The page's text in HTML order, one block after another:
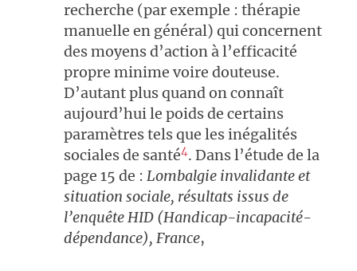
recherche (par exemple : thérapie
manuelle en général) qui concernent
des moyens d’action à l’efficacité
propre minime voire douteuse.
D’autant plus quand on connaît
aujourd’hui le poids de certains
paramètres tels que les inégalités
sociales de santé4. Dans l’étude de la
page 15 de : Lombalgie invalidante et
situation sociale, résultats issus de
l’enquête HID (Handicap-incapacité-
dépendance), France,